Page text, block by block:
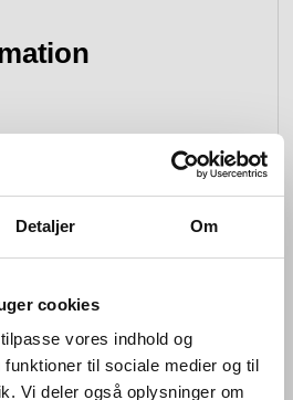
Detaljer Om
cookies
vores indhold og
til sociale medier og til
Vi deler også oplysninger om
om balance:
form og funktion;
og
det, du ser,
og design, der
skiftende
inden for teknik;